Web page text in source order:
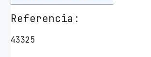
Referencia:
43325